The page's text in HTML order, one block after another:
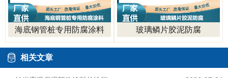
海底钢管桩专用防腐涂料 玻璃鳞片胶泥防腐
相关文章